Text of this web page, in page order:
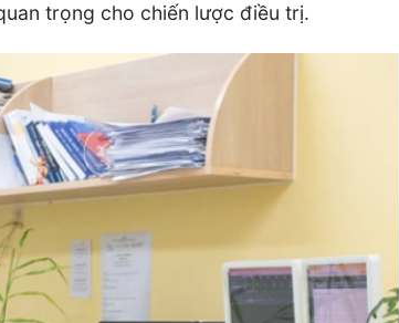
trọng cho chiến lược điều trị.